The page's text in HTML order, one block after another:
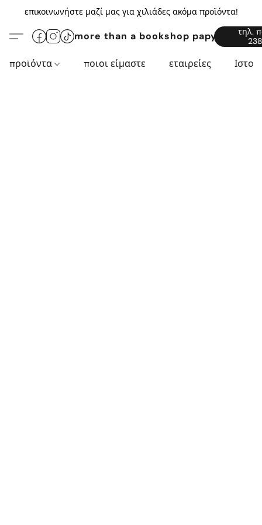
επικοινωνήστε μαζί μας για χιλιάδες ακόμα προϊόντα!
more than a bookshop
τηλ.
προϊόντα ποιοι είμαστε εταιρείες